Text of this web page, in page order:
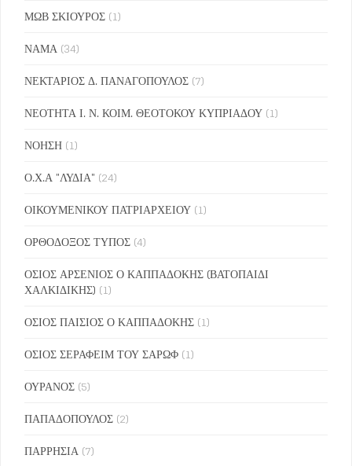
ΜΩΒ ΣΚΙΟΥΡΟΣ (1)
ΝΑΜΑ (34)
ΝΕΚΤΑΡΙΟΣ Δ. ΠΑΝΑΓΟΠΟΥΛΟΣ (7)
ΝΕΟΤΗΤΑ Ι. Ν. ΚΟΙΜ. ΘΕΟΤΟΚΟΥ ΚΥΠΡΙΑΔΟΥ (1)
ΝΟΗΣΗ (1)
Ο.Χ.Α "ΛΥΔΙΑ" (24)
ΟΙΚΟΥΜΕΝΙΚΟΥ ΠΑΤΡΙΑΡΧΕΙΟΥ (1)
ΟΡΘΟΔΟΞΟΣ ΤΥΠΟΣ (4)
ΟΣΙΟΣ ΑΡΣΕΝΙΟΣ Ο ΚΑΠΠΑΔΟΚΗΣ (ΒΑΤΟΠΑΙΔΙ
ΧΑΛΚΙΔΙΚΗΣ) (1)
ΟΣΙΟΣ ΠΑΙΣΙΟΣ Ο ΚΑΠΠΑΔΟΚΗΣ (1)
ΟΣΙΟΣ ΣΕΡΑΦΕΙΜ ΤΟΥ ΣΑΡΩΦ (1)
ΟΥΡΑΝΟΣ (5)
ΠΑΠΑΔΟΠΟΥΛΟΣ (2)
ΠΑΡΡΗΣΙΑ (7)